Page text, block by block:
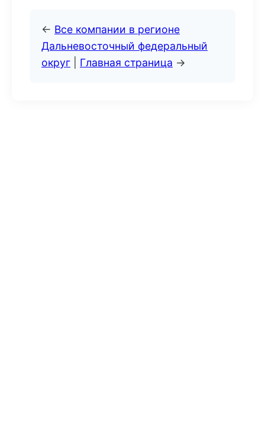
← Все компании в регионе
Дальневосточный федеральный
округ
Главная страница →